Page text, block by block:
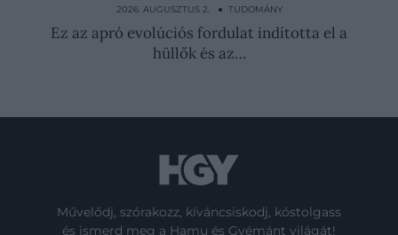
mérgező köd
2026. AUGUSZTUS 2. ● TUDOMÁNY
Ez az apró evolúciós fordulat indította el a
hüllők és az…
Művelődj, szórakozz, kíváncsiskodj, kóstolgass
és ismerd meg a Hamu és Gyémánt világát!